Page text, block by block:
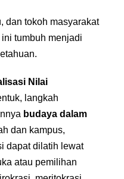
dan tokoh masyarakat
tumbuh menjadi
Nilai
langkah
budaya dalam
dan kampus,
dapat dilatih lewat
atau pemilihan